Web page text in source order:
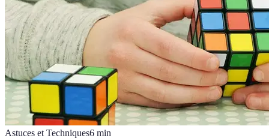
Astuces et Techniques6 min